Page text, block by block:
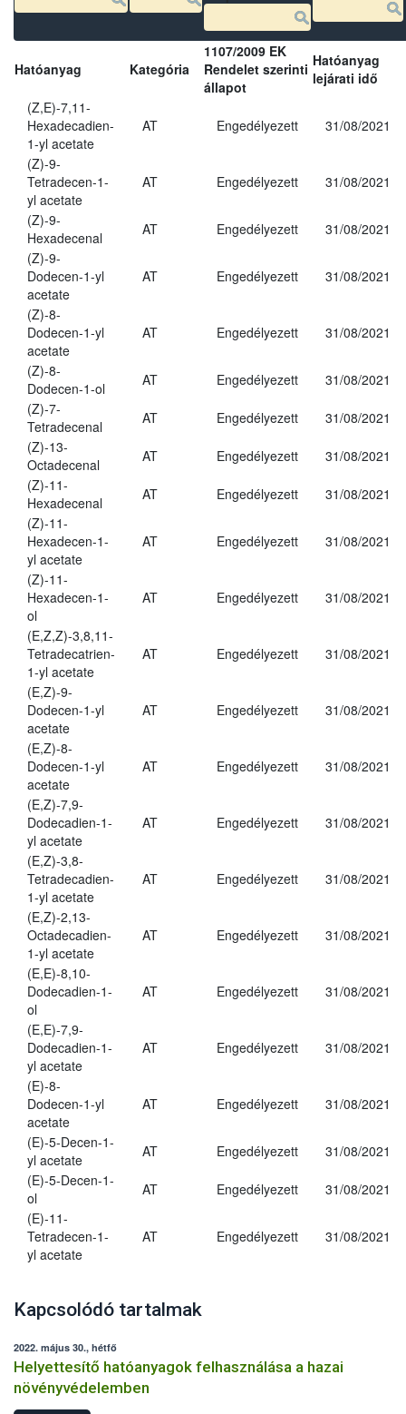
Hatóanyag Kategória
1107/2009 EK
Rendelet szerinti
állapot
Hatóanyag
lejárati idő
(Z,E)-7,11-
Hexadecadien-
1-yl acetate
AT Engedélyezett 31/08/2021
(Z)-9-
Tetradecen-1-
yl acetate
AT Engedélyezett 31/08/2021
(Z)-9-
Hexadecenal
AT Engedélyezett
31/08/2021
(Z)-9-
Dodecen-1-yl
acetate
AT Engedélyezett 31/08/2021
(Z)-8-
Dodecen-1-yl
acetate
AT Engedélyezett 31/08/2021
(Z)-8-
Dodecen-1-ol
AT Engedélyezett
31/08/2021
(Z)-7-
Tetradecenal
AT Engedélyezett
31/08/2021
(Z)-13-
Octadecenal
AT Engedélyezett
31/08/2021
(Z)-11-
Hexadecenal
AT Engedélyezett
31/08/2021
(Z)-11-
Hexadecen-1-
yl acetate
AT Engedélyezett 31/08/2021
(Z)-11-
Hexadecen-1-
ol
AT Engedélyezett 31/08/2021
(E,Z,Z)-3,8,11-
Tetradecatrien-
1-yl acetate
AT Engedélyezett 31/08/2021
(E,Z)-9-
Dodecen-1-yl
acetate
AT Engedélyezett 31/08/2021
(E,Z)-8-
Dodecen-1-yl
acetate
AT Engedélyezett 31/08/2021
(E,Z)-7,9-
Dodecadien-1-
yl acetate
AT Engedélyezett 31/08/2021
(E,Z)-3,8-
Tetradecadien-
1-yl acetate
AT Engedélyezett 31/08/2021
(E,Z)-2,13-
Octadecadien-
1-yl acetate
AT Engedélyezett 31/08/2021
(E,E)-8,10-
Dodecadien-1-
ol
AT Engedélyezett 31/08/2021
(E,E)-7,9-
Dodecadien-1-
yl acetate
AT Engedélyezett 31/08/2021
(E)-8-
Dodecen-1-yl
acetate
AT Engedélyezett 31/08/2021
(E)-5-Decen-1-
yl acetate
AT Engedélyezett
31/08/2021
(E)-5-Decen-1-
ol
AT Engedélyezett
31/08/2021
(E)-11-
Tetradecen-1-
yl acetate
AT Engedélyezett 31/08/2021
Kapcsolódó tartalmak
2022. május 30., hétfő
Helyettesítő hatóanyagok felhasználása a hazai
növényvédelemben